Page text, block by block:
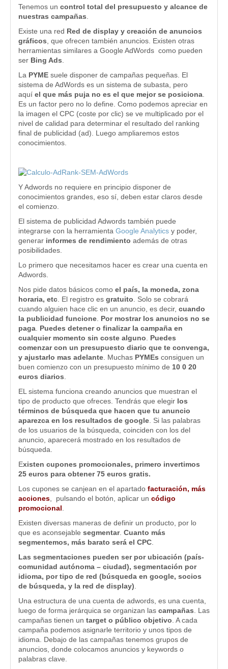
Tenemos un control total del presupuesto y alcance de
nuestras campañas
Existe una red Red de display y creación de anuncios
gráficos , que ofrecen también anuncios. Existen otras
herramientas similares a Google AdWords como pueden
ser Bing Ads
La PYME suele disponer de campañas pequeñas. El
sistema de AdWords es un sistema de subasta, pero
aquí el que más puja no es el que mejor se posiciona
Es un factor pero no lo define. Como podemos apreciar en
la imagen el CPC (coste por clic) se ve multiplicado por el
nivel de calidad para determinar el resultado del ranking
final de publicidad (ad). Luego ampliaremos estos
conocimientos.
Y Adwords no requiere en principio disponer de
conocimientos grandes, eso sí, deben estar claros desde
el comienzo.
El sistema de publicidad Adwords también puede
integrarse con la herramienta Google Analytics y poder,
generar informes de rendimiento además de otras
posibilidades.
Lo primero que necesitamos hacer es crear una cuenta en
Adwords.
Nos pide datos básicos como el país, la moneda, zona
horaria, etc . El registro es gratuito . Solo se cobrará
cuando alguien hace clic en un anuncio, es decir, cuando
la publicidad funcione Por mostrar los anuncios no se
paga Puedes detener o finalizar la campaña en
cualquier momento sin coste alguno
Puedes
comenzar con un presupuesto diario que te convenga,
y ajustarlo mas adelante . Muchas PYMEs consiguen un
buen comienzo con un presupuesto mínimo de 10 0 20
euros diarios
EL sistema funciona creando anuncios que muestran el
tipo de producto que ofreces. Tendrás que elegir los
términos de búsqueda que hacen que tu anuncio
aparezca en los resultados de google . Si las palabras
de los usuarios de la búsqueda, coinciden con los del
anuncio, aparecerá mostrado en los resultados de
búsqueda.
Existen cupones promocionales, primero invertimos
25 euros para obtener 75 euros gratis.
Los cupones se canjean en el apartado facturación, más
acciones , pulsando el botón, aplicar un código
promocional
Existen diversas maneras de definir un producto, por lo
que es aconsejable segmentar. Cuanto más
segmentemos, más barato será el CPC
Las segmentaciones pueden ser por ubicación (país-
comunidad autónoma – ciudad), segmentación por
idioma, por tipo de red (búsqueda en google, socios
de búsqueda, y la red de display)
Una estructura de una cuenta de adwords, es una cuenta,
luego de forma jerárquica se organizan las campañas . Las
campañas tienen un target o público objetivo . A cada
campaña podemos asignarle territorio y unos tipos de
idioma. Debajo de las campañas tenemos grupos de
anuncios, donde colocamos anuncios y keywords o
palabras clave.